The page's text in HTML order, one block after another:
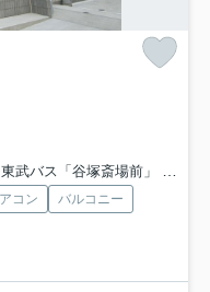
ス「谷塚斎場前」 停歩7分
コン
バルコニー